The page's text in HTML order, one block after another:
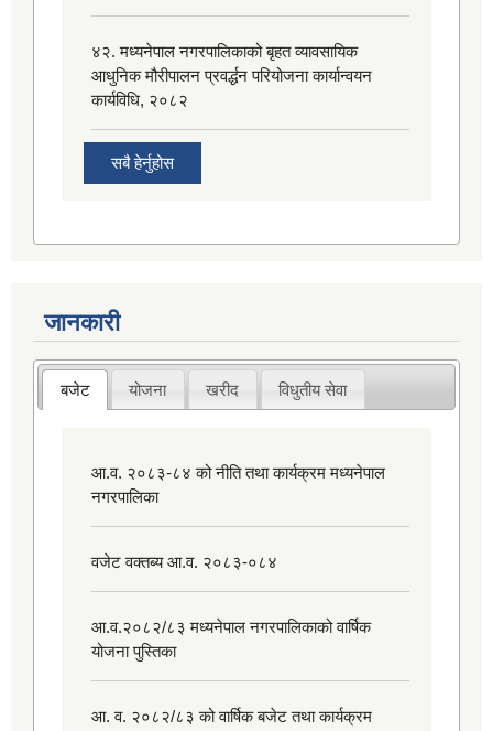
४२. मध्यनेपाल नगरपालिकाको बृहत व्यावसायिक
आधुनिक मौरीपालन प्रवर्द्धन परियोजना कार्यान्वयन
कार्यविधि, २०८२
सबै हेर्नुहोस
जानकारी
बजेट योजना खरीद विधुतीय सेवा
आ.व. २०८३-८४ को नीति तथा कार्यक्रम मध्यनेपाल
नगरपालिका
वजेट वक्तब्य आ.व. २०८३-०८४
आ.व.२०८२/८३ मध्यनेपाल नगरपालिकाको वार्षिक
योजना पुस्तिका
आ. व. २०८२/८३ को वार्षिक बजेट तथा कार्यक्रम